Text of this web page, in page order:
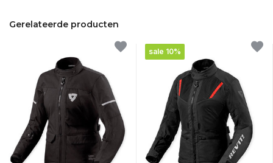
Gerelateerde producten
sale 10%